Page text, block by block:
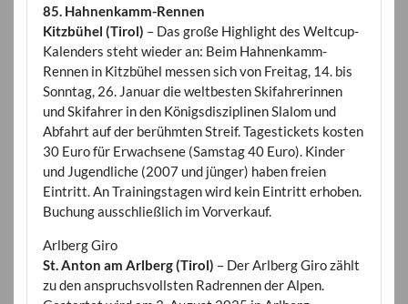
85. Hahnenkamm-Rennen
Kitzbühel (Tirol) – Das große Highlight des Weltcup-
Kalenders steht wieder an: Beim Hahnenkamm-
Rennen in Kitzbühel messen sich von Freitag, 14. bis
Sonntag, 26. Januar die weltbesten Skifahrerinnen
und Skifahrer in den Königsdisziplinen Slalom und
Abfahrt auf der berühmten Streif. Tagestickets kosten
30 Euro für Erwachsene (Samstag 40 Euro). Kinder
und Jugendliche (2007 und jünger) haben freien
Eintritt. An Trainingstagen wird kein Eintritt erhoben.
Buchung ausschließlich im Vorverkauf.
Arlberg Giro
St. Anton am Arlberg (Tirol) – Der Arlberg Giro zählt
zu den anspruchsvollsten Radrennen der Alpen.